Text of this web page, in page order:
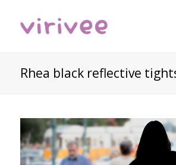
Rhea black reflective